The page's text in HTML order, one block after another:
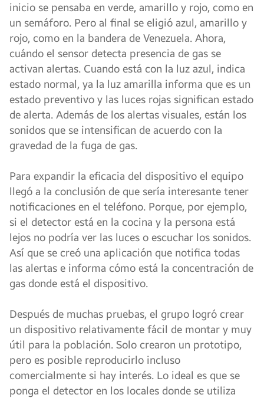
inicio se pensaba en verde, amarillo y rojo, como en
un semáforo. Pero al final se eligió azul, amarillo y
rojo, como en la bandera de Venezuela. Ahora,
cuándo el sensor detecta presencia de gas se
activan alertas. Cuando está con la luz azul, indica
estado normal, ya la luz amarilla informa que es un
estado preventivo y las luces rojas significan estado
de alerta. Además de los alertas visuales, están los
sonidos que se intensifican de acuerdo con la
gravedad de la fuga de gas.
Para expandir la eficacia del dispositivo el equipo
llegó a la conclusión de que sería interesante tener
notificaciones en el teléfono. Porque, por ejemplo,
si el detector está en la cocina y la persona está
lejos no podría ver las luces o escuchar los sonidos.
Así que se creó una aplicación que notifica todas
las alertas e informa cómo está la concentración de
gas donde está el dispositivo.
Después de muchas pruebas, el grupo logró crear
un dispositivo relativamente fácil de montar y muy
útil para la población. Solo crearon un prototipo,
pero es posible reproducirlo incluso
comercialmente si hay interés. Lo ideal es que se
ponga el detector en los locales donde se utiliza